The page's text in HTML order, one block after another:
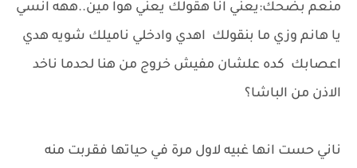
منعم بضحك:يعني انا هقولك يعني هوا مين..ههه انسي
يا هانم وزي ما بنقولك اهدي وادخلي ناميلك شويه هدي
اعصابك كده علشان مفيش خروج من هنا لحدما ناخد
الاذن من الباشا؟
ناني حست انها غبيه لاول مرة في حياتها فقربت منه